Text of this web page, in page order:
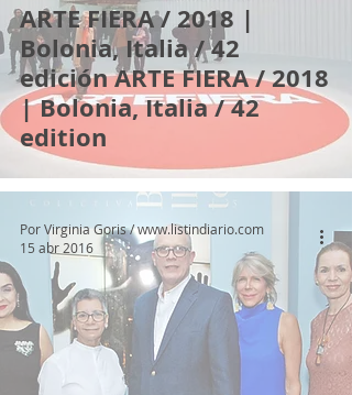
ARTE FIERA / 2018 |
Bolonia, Italia / 42
edición ARTE FIERA / 2018
| Bolonia, Italia / 42
edition
Por Virginia Goris / www.listindiario.com
15 abr 2016